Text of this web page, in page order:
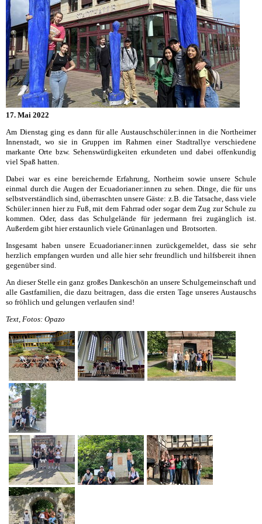
17. Mai 2022
Am Dienstag ging es dann für alle Austauschschüler:innen in die Northeimer
Innenstadt, wo sie in Gruppen im Rahmen einer Stadtrallye verschiedene
markante Orte bzw. Sehenswürdigkeiten erkundeten und dabei offenkundig
viel Spaß hatten.
Dabei war es eine bereichernde Erfahrung, Northeim sowie unsere Schule
einmal durch die Augen der Ecuadorianer:innen zu sehen. Dinge, die für uns
selbstverständlich sind, überraschten unsere Gäste: z.B. die Tatsache, dass viele
Schüler:innen hier zu Fuß, mit dem Fahrrad oder sogar dem Zug zur Schule zu
kommen. Oder, dass das Schulgelände für jedermann frei zugänglich ist.
Außerdem gibt hier erstaunlich viele Grünanlagen und Brotsorten.
Insgesamt haben unsere Ecuadorianer:innen zurückgemeldet, dass sie sehr
herzlich empfangen wurden und alle hier sehr freundlich und hilfsbereit ihnen
gegenüber sind.
An dieser Stelle ein ganz großes Dankeschön an unsere Schulgemeinschaft und
alle Gastfamilien, die dazu beitragen, dass die ersten Tage unseres Austauschs
so fröhlich und gelungen verlaufen sind!
Text, Fotos: Opazo